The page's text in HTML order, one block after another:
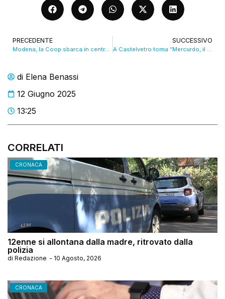
di Elena Benassi
12 Giugno 2025
13:25
CORRELATI
CRONACA
12enne si allontana dalla madre, ritrovato dalla
polizia
di Redazione - 10 Agosto, 2026
CRONACA
PRECEDENTE
Modena, la Coop sbarca in centro storico. VIDEO
SUCCESSIVO
A Castelvetro torna “Mercurdo, il mercato dell’assurdo”. VIDEO